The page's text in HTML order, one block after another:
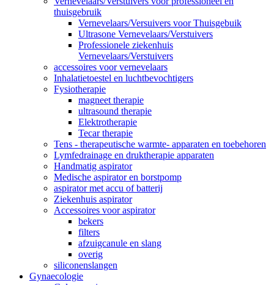
thuisgebruik
Vernevelaars/Versuivers voor Thuisgebuik
Ultrasone Vernevelaars/Verstuivers
Professionele ziekenhuis
Vernevelaars/Verstuivers
accessoires voor vernevelaars
Inhalatietoestel en luchtbevochtigers
Fysiotherapie
magneet therapie
ultrasound therapie
Elektrotherapie
Tecar therapie
Tens - therapeutische warmte- apparaten en toebehoren
Lymfedrainage en druktherapie apparaten
Handmatig aspirator
Medische aspirator en borstpomp
aspirator met accu of batterij
Ziekenhuis aspirator
Accessoires voor aspirator
bekers
filters
afzuigcanule en slang
overig
siliconenslangen
Gynaecologie